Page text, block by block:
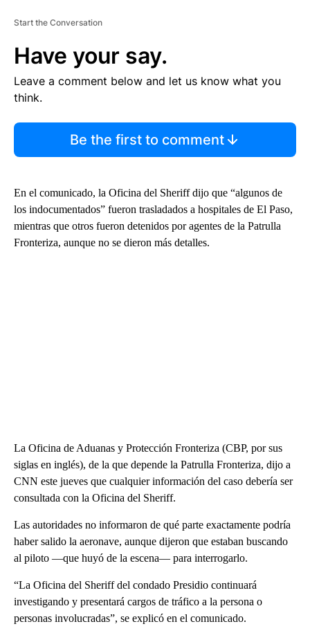
Start the Conversation
Have your say.
Leave a comment below and let us know what you
think.
Be the first to comment
En el comunicado, la Oficina del Sheriff dijo que “algunos de
los indocumentados” fueron trasladados a hospitales de El Paso,
mientras que otros fueron detenidos por agentes de la Patrulla
Fronteriza, aunque no se dieron más detalles.
La Oficina de Aduanas y Protección Fronteriza (CBP, por sus
siglas en inglés), de la que depende la Patrulla Fronteriza, dijo a
CNN este jueves que cualquier información del caso debería ser
consultada con la Oficina del Sheriff.
Las autoridades no informaron de qué parte exactamente podría
haber salido la aeronave, aunque dijeron que estaban buscando
al piloto —que huyó de la escena— para interrogarlo.
“La Oficina del Sheriff del condado Presidio continuará
investigando y presentará cargos de tráfico a la persona o
personas involucradas”, se explicó en el comunicado.